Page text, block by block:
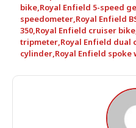
bike,Royal Enfield 5-speed
speedometer,Royal Enfield
350,Royal Enfield cruiser bike
tripmeter,Royal Enfield dual
cylinder,Royal Enfield spoke